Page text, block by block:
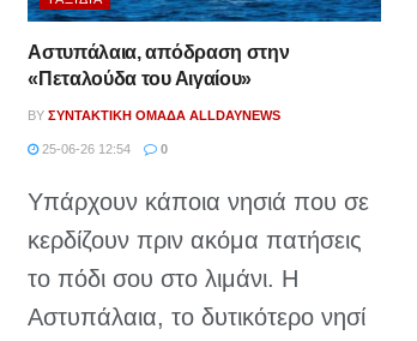
Αστυπάλαια, απόδραση στην
«Πεταλούδα του Αιγαίου»
BY ΣΥΝΤΑΚΤΙΚΉ ΟΜΆΔΑ ALLDAYNEWS
25-06-26 12:54 0
Υπάρχουν κάποια νησιά που σε
κερδίζουν πριν ακόμα πατήσεις
το πόδι σου στο λιμάνι. Η
Αστυπάλαια, το δυτικότερο νησί